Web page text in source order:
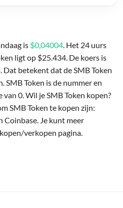
is $0,04004. Het 24 uurs
ligt op $25.434. De koers is
. Dat betekent dat de SMB Token
SMB Token is de nummer en
0. Wil je SMB Token kopen?
SMB Token te kopen zijn:
Coinbase. Je kunt meer
verkopen pagina.